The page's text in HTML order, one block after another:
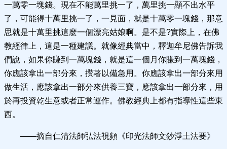
一萬零一塊錢。現在不能萬里挑一了，萬里挑一顯不出水平
了，可能得十萬里挑一了，一見面，就是十萬零一塊錢，那意
思就是十萬里挑這麼一個漂亮姑娘啊。是不是?實際上，在佛
教經律上，這是一種建議。就像經典當中，釋迦牟尼佛告訴我
們說，如果你賺到一萬塊錢，就是這一個月你賺到一萬塊錢，
你應該拿出一部分來，攢著以備急用。你應該拿出一部分來用
做生活，應該拿出一部分來供養三寶，應該拿出一部分來，用
於再投資乾生意或者正常運作。佛教經典上都有指導性這些東
西。
——摘自仁清法師弘法視頻《印光法師文鈔淨土法要》